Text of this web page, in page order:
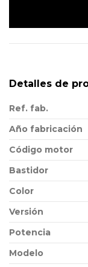
Detalles de
Ref. fab.
Año fabricación
Código motor
Bastidor
Color
Versión
Potencia
Modelo